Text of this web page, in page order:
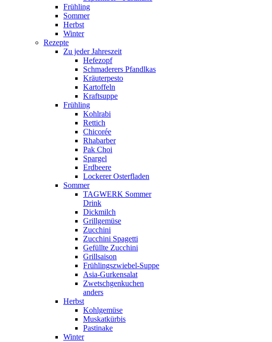
Frühling
Sommer
Herbst
Winter
Rezepte
Zu jeder Jahreszeit
Hefezopf
Schmaderers Pfandlkas
Kräuterpesto
Kartoffeln
Kraftsuppe
Frühling
Kohlrabi
Rettich
Chicorée
Rhabarber
Pak Choi
Spargel
Erdbeere
Lockerer Osterfladen
Sommer
TAGWERK Sommer
Drink
Dickmilch
Grillgemüse
Zucchini
Zucchini Spagetti
Gefüllte Zucchini
Grillsaison
Frühlingszwiebel-Suppe
Asia-Gurkensalat
Zwetschgenkuchen
anders
Herbst
Kohlgemüse
Muskatkürbis
Pastinake
Winter